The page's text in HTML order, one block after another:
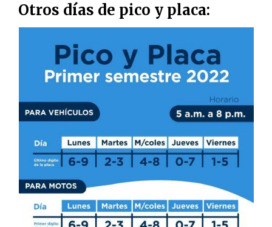
Otros días de pico y placa: